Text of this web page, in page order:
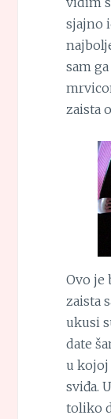
sjajno
sam
zaista
Ovo je
zaista
ukusi
date
u kojoj
sviđa.
toliko